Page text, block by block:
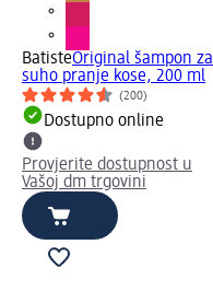
BatisteOriginal šampon za
suho pranje kose, 200 ml
(200)
Dostupno online
Provjerite dostupnost u
Vašoj dm trgovini